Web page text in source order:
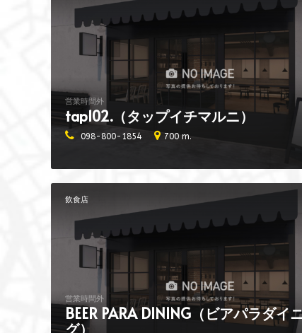
tap102.（タップイチマルニ）
営業時間外
098-800-1854 700 m.
飲食店
BEER PARA DINING（ビアパラダイ
グ）
営業時間外